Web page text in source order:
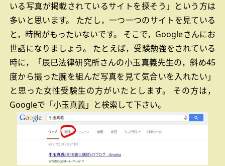
いる写真が掲載されているサイトを探そう」という方は
多いと思います。
ただし，一つ一つのサイトを見ている
と，時間がもったいないです。
そこで，Googleさんにお
世話になりましょう。
たとえば，受験勉強をされている
時に，「辰已法律研究所さんの小玉真義先生の，斜め45
度から撮った腕を組んだ写真を見て気合いを入れたい」
と思った女性受験生の方がいたとします。
その方は，
Googleで「小玉真義」と検索して下さい。